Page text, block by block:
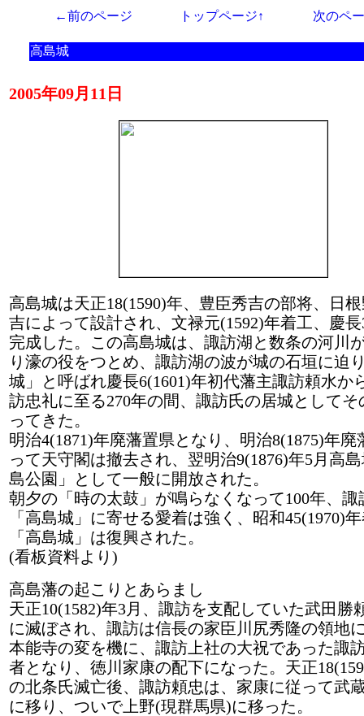
←前のページ トップページ↑ 次のペ
高島城
2005年09月11日
高島城は天正18(1590)年、豊臣秀吉の部将、日
吉によって設計され、文禄元(1592)年着工、慶長
完成した。この高島城は、諏訪湖と数条の河川
り濠の役をつとめ、諏訪湖の波が城の石垣に迫
城」と呼ばれ慶長6(1601)年初代藩主諏訪頼水か
訪忠礼に至る270年の間、諏訪氏の居城としてそ
ってきた。
明治4(1871)年廃藩置県となり、明治8(1875)年廃
って天守閣は撤去され、翌明治9(1876)年5月高
島公園」として一般に開放された。
朝夕の「時の太鼓」が鳴らなくなって100年、諏
「高島城」に寄せる愛着は強く、昭和45(1970)
「高島城」は復興された。
(看板資料より)
高島藩の起こりとあらまし
天正10(1582)年3月、諏訪を支配していた武田勝
に滅ぼされ、諏訪は信長の家臣川尻秀隆の領地
本能寺の変を機に、諏訪上社の大祝であった諏
者となり、徳川家康の配下になった。天正
の北条氏滅亡後、諏訪頼忠は、家康に従って武
に移り、ついで上野(現群馬県)に移った。